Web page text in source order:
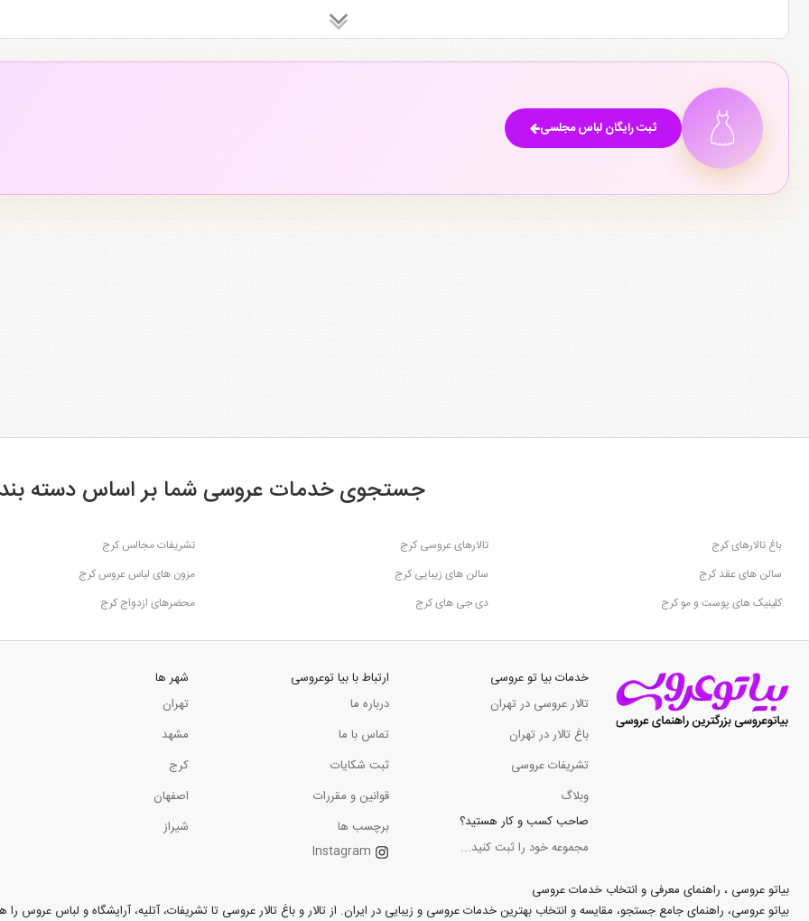
ثبت رایگان لباس مجلسی
جستجوی خدمات عروسی شما بر اساس دسته
باغ تالارهای کرج تالارهای عروسی کرج
تشریفات مجالس کرج
سالن های عقد کرج
سالن های زیبایی کرج
مزون های لباس عروس کرج
کلینیک های پوست و مو کرج
دی جی های کرج محضرهای ازدواج کرج
خدمات بیا تو عروسی
تالار عروسی در تهران
باغ تالار در تهران
تشریفات عروسی
وبلاگ
صاحب کسب و کار هستید؟
مجموعه خود را ثبت کنید...
ارتباط با بیا توعروسی
درباره ما
تماس با ما
ثبت شکایات
قوانین و مقررات
برچسب ها
Instagram
شهر ها
تهران
مشهد
کرج
اصفهان
شیراز
بیاتو عروسی ، راهنمای معرفی و انتخاب خدمات عروسی
بیاتو عروسی، راهنمای جامع جستجو، مقایسه و انتخاب بهترین خدمات عروسی و زیبایی در ایران. از تالار و باغ تالار عروسی تا تشریفات، آتلیه، آرایشگاه و لباس عروس را